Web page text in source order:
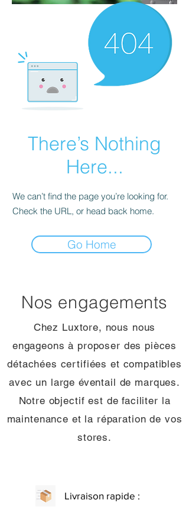
There’s Nothing
Here...
We can’t find the page you’re looking for.
Check the URL, or head back home.
Go Home
Nos engagements
Chez Luxtore, nous nous
engageons à proposer des pièces
détachées certifiées et compatibles
avec un large éventail de marques.
Notre objectif est de faciliter la
maintenance et la réparation de vos
stores.
Livraison rapide :